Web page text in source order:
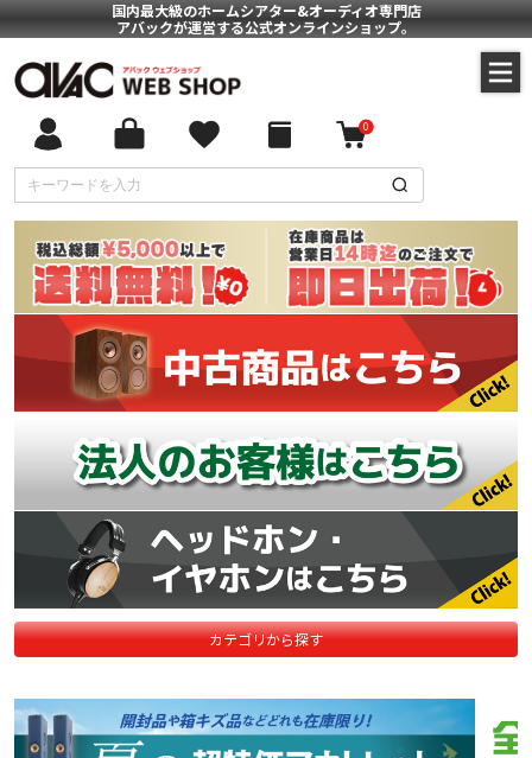
国内最大級のホームシアター&オーディオ専門店
アバックが運営する公式オンラインショップ。
0
カテゴリから探す